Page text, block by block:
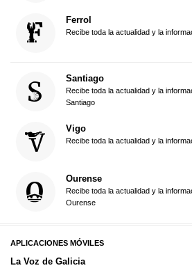
Ferrol
Recibe toda la actualidad y la
Santiago
Recibe toda la actualidad y la
Santiago
Vigo
Recibe toda la actualidad y la
Ourense
Recibe toda la actualidad y la
Ourense
APLICACIONES MÓVILES
La Voz de Galicia